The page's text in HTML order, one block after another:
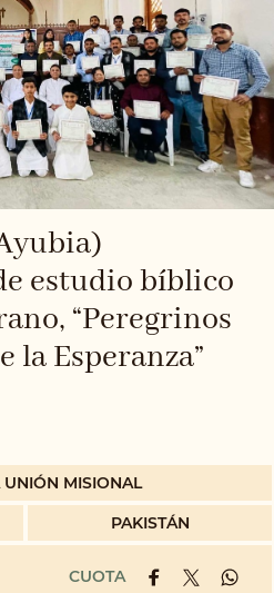
estudio bíblico
“Peregrinos
la Esperanza”
UNIÓN MISIONAL
PAKISTÁN
CUOTA